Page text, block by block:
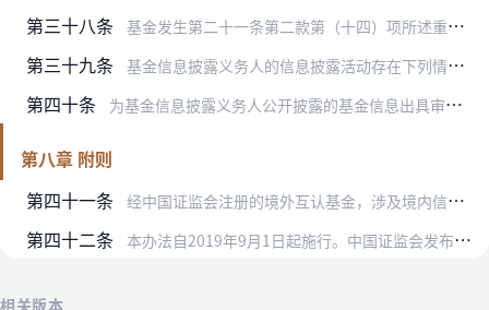
第三十八条 基金发生第二十一条第二款第（十四）项所述重大关联交易事项，且基金信息披露义务人未依法履行信息披露义务的，依照《基金法》第一百二十九条进行处罚。
第三十九条 基金信息披露义务人的信息披露活动存在下列情形之一的，依照《基金法》第一百三十一条进行处罚：
第四十条 为基金信息披露义务人公开披露的基金信息出具审计报告、法律意见书等文件的专业机构未勤勉尽责，所出具的文件有虚假记载、误导性陈述或者有重大遗漏的，依照《基金法》第一…
第八章 附则
第四十一条
经中国证监会注册的境外互认基金，涉及境内信息披露业务的，依照本办法执行，法律法规及中国证监会另有规定的除外。
第四十二条 本办法自2019年9月1日起施行。中国证监会发布的《证券投资基金信息披露管理办法》（证监会令第19号）同时废止。
相关版本